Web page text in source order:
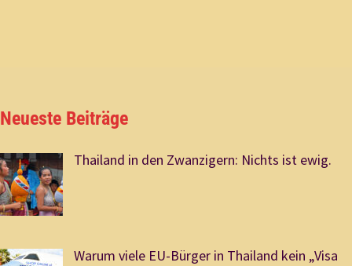
Neueste Beiträge
Thailand in den Zwanzigern: Nichts ist ewig.
Warum viele EU-Bürger in Thailand kein „Visa